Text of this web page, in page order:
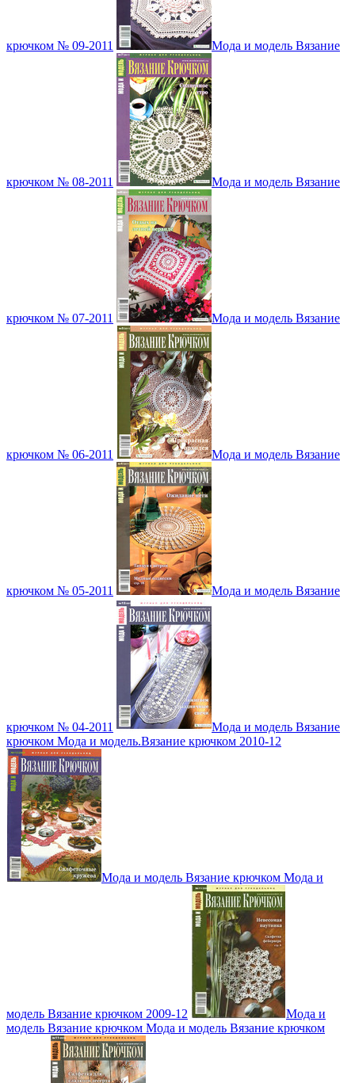
крючком № 09-2011 Мода и модель Вязание
крючком № 08-2011 Мода и модель Вязание
крючком № 07-2011 Мода и модель Вязание
крючком № 06-2011 Мода и модель Вязание
крючком № 05-2011 Мода и модель Вязание
крючком № 04-2011
Мода и модель Вязание
крючком Мода и модель.Вязание крючком 2010-12
Мода и модель Вязание крючком Мода и
модель Вязание крючком 2009-12
Мода и
модель Вязание крючком Мода и модель Вязание крючком